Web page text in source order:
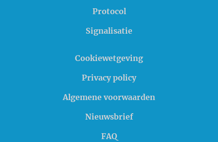
Protocol
Signalisatie
Cookiewetgeving
Privacy policy
Algemene voorwaarden
Nieuwsbrief
FAQ